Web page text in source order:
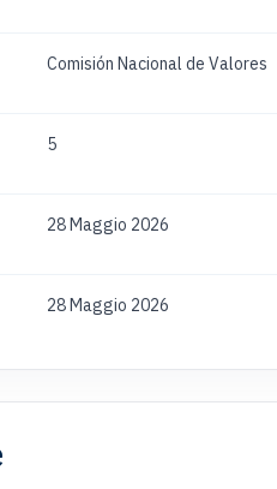
Comisión Nacional de Valores
5
28 Maggio 2026
28 Maggio 2026